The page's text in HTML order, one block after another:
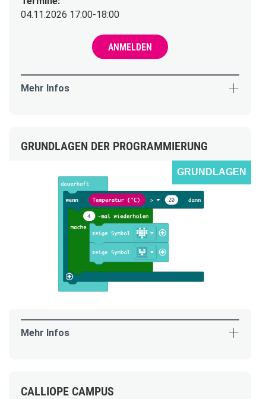
04.11.2026 17:00-18:00
ANMELDEN
Mehr Infos
GRUNDLAGEN DER PROGRAMMIERUNG
GRUNDLAGEN
Mehr Infos
CALLIOPE CAMPUS